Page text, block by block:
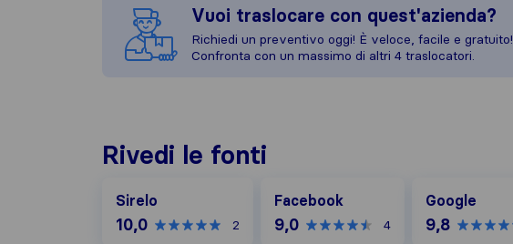
Vuoi traslocare con quest'azienda?
Richiedi un preventivo oggi! È veloce, facile e gratuito!
Confronta con un massimo di altri 4 traslocatori.
Rivedi le fonti
Sirelo
10,0 2
Facebook
9,0 4
Google
9,8